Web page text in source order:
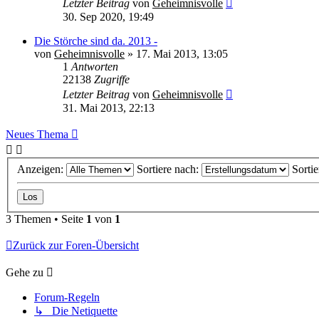
Letzter Beitrag von Geheimnisvolle
30. Sep 2020, 19:49
Die Störche sind da. 2013 -
von Geheimnisvolle » 17. Mai 2013, 13:05
1Antworten
22138 Zugriffe
Letzter Beitrag von Geheimnisvolle
31. Mai 2013, 22:13
Neues Thema
Anzeigen: Sortiere nach:
3 Themen • Seite 1 von 1
Zurück zur Foren-Übersicht
Gehe zu
Forum-Regeln
↳ Die Netiquette